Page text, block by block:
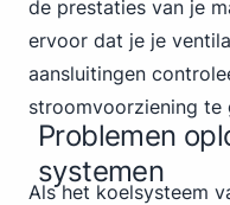
de prestaties van je
ervoor dat je je
aansluitingen
stroomvoorziening te
Problemen
systemen
Als het koelsysteem